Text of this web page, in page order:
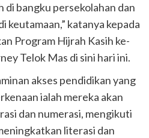
di bangku persekolahan dan
keutamaan,” katanya kepada
Program Hijrah Kasih ke-
Telok Mas di sini hari ini.
akses pendidikan yang
ialah mereka akan
dan numerasi, mengikuti
literasi dan